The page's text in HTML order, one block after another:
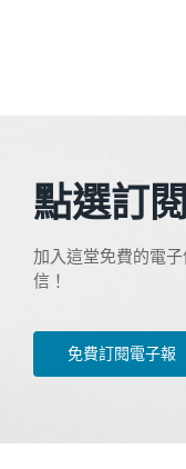
點選訂
加入這堂免費的電
信！
免費訂閱電子報